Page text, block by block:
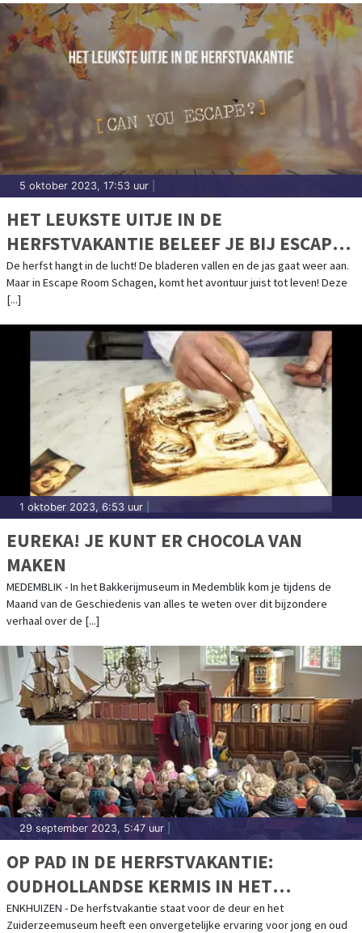
5 oktober 2023, 17:53 uur
HET LEUKSTE UITJE IN DE
HERFSTVAKANTIE BELEEF JE BIJ ESCAPE
ROOM SCHAGEN!
De herfst hangt in de lucht! De bladeren vallen en de jas gaat weer aan.
Maar in Escape Room Schagen, komt het avontuur juist tot leven! Deze
[...]
1 oktober 2023, 6:53 uur
EUREKA! JE KUNT ER CHOCOLA VAN
MAKEN
MEDEMBLIK - In het Bakkerijmuseum in Medemblik kom je tijdens de
Maand van de Geschiedenis van alles te weten over dit bijzondere
verhaal over de [...]
29 september 2023, 5:47 uur
OP PAD IN DE HERFSTVAKANTIE:
OUDHOLLANDSE KERMIS IN HET
ZUIDERZEEMUSEUM
ENKHUIZEN - De herfstvakantie staat voor de deur en het
Zuiderzeemuseum heeft een onvergetelijke ervaring voor jong en oud